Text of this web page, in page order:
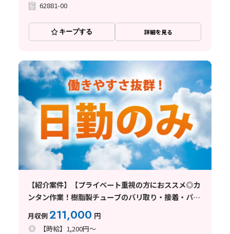
62881-00
キープする 詳細を見る
【紹介案件】【プライベート重視の方におススメ◎カ
ンタン作業！樹脂製チューブのバリ取り・接着・パイ
プの組立作業】時給1200円/日勤/土日祝休み/大阪府
寝屋川市/空調完備/重量物なし/
月収例211,000 円
【時給】1,200円～